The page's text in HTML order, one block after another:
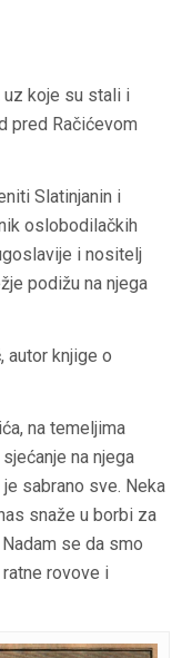
koje su stali i
pred Račićevom
Slatinjanin i
oslobodilačkih
i nositelj
podižu na njega
, autor knjige o
na temeljima
na njega
sabrano sve. Neka
snaže u borbi za
se da smo
rovove i